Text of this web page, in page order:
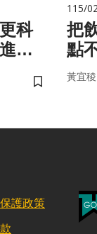
科
真
儲存書籤
115/
把
點
的
黃宜稜
護政策